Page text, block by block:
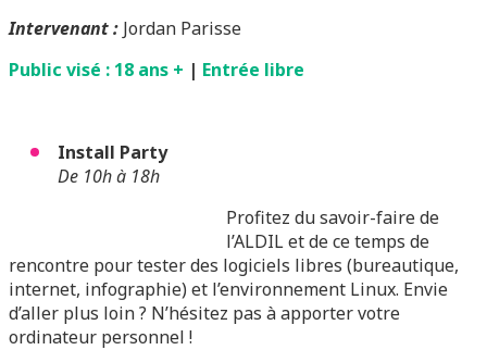
Intervenant: Jordan Parisse
Public visé : 18 ans + | Entrée libre
Install Party
De 10h à 18h
Profitez du savoir-faire de
l’ALDIL et de ce temps de
rencontre pour tester des logiciels libres (bureautique,
internet, infographie) et l’environnement Linux. Envie
d’aller plus loin ? N’hésitez pas à apporter votre
ordinateur personnel !